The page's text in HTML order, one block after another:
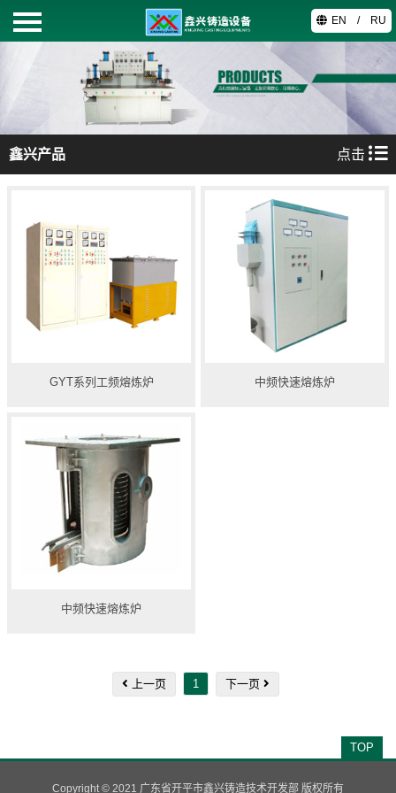
首页
鑫兴产品
视频中心
联系我们
EN / RU
鑫兴产品 点击
GYT系列工频熔炼炉 中频快速熔炼炉
中频快速熔炼炉
上一页 1 下一页
TOP
Copyright © 2021 广东省开平市鑫兴铸造技术开发部 版权所有